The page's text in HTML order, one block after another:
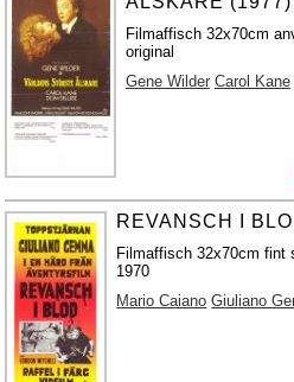
Filmaffisch 32x70cm
original
Gene Wilder Carol Kane
REVANSCH I
Filmaffisch 32x70cm fint
1970
Mario Caiano Giuliano